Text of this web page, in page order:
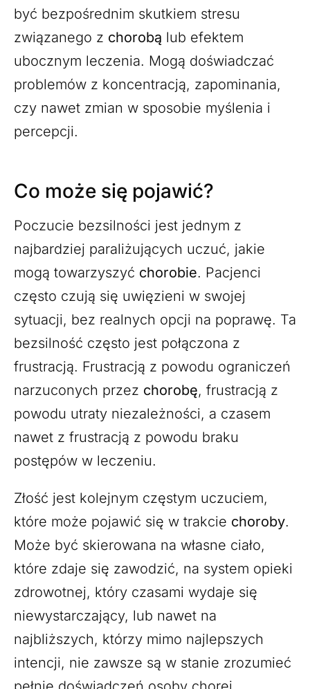
być bezpośrednim skutkiem stresu
związanego z chorobą lub efektem
ubocznym leczenia. Mogą doświadczać
problemów z koncentracją, zapominania,
czy nawet zmian w sposobie myślenia i
percepcji.
Co może się pojawić?
Poczucie bezsilności jest jednym z
najbardziej paraliżujących uczuć, jakie
mogą towarzyszyć chorobie. Pacjenci
często czują się uwięzieni w swojej
sytuacji, bez realnych opcji na poprawę. Ta
bezsilność często jest połączona z
frustracją. Frustracją z powodu ograniczeń
narzuconych przez chorobę, frustracją z
powodu utraty niezależności, a czasem
nawet z frustracją z powodu braku
postępów w leczeniu.
Złość jest kolejnym częstym uczuciem,
które może pojawić się w trakcie choroby.
Może być skierowana na własne ciało,
które zdaje się zawodzić, na system opieki
zdrowotnej, który czasami wydaje się
niewystarczający, lub nawet na
najbliższych, którzy mimo najlepszych
intencji, nie zawsze są w stanie zrozumieć